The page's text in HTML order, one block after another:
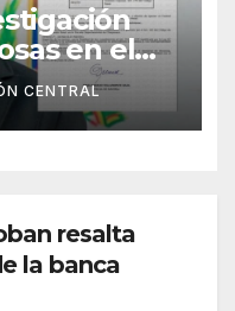
en el
CENTRAL
resalta
la banca